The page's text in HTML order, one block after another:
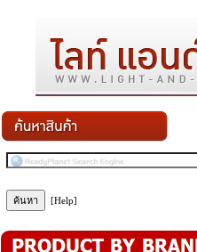
[Help]